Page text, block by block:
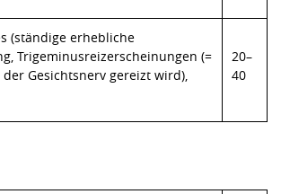
(ständige erhebliche
Trigeminusreizerscheinungen (=
Gesichtsnerv gereizt wird),
20–
40